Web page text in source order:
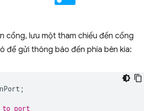
cổng, lưu một tham chiếu đến cổng
để gửi thông báo đến phía bên kia:
;
to port